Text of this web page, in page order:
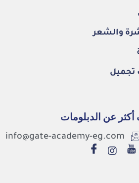
والشعر
عن الدبلومات
info@gate-academy-eg.com